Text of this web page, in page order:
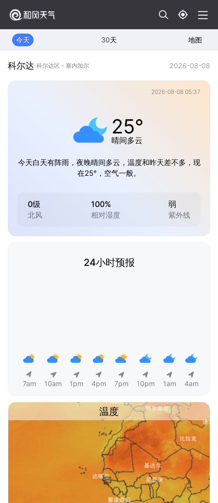
今天 30天 地图
科尔达 科尔达区 - 塞内加尔 2026-08-08
2026-08-08 05:37
25°
晴间多云
今天白天有阵雨，夜晚晴间多云，温度和昨天差不多，现
在25°，空气一般。
0级
北风
100%
相对湿度
弱
紫外线
24小时预报
7am 10am 1pm 4pm 7pm 10pm 1am 4am
温度